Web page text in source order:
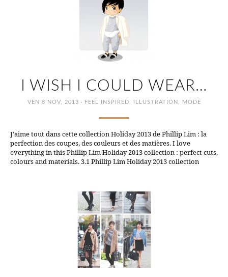
I WISH I COULD WEAR…
VEN 8 NOV, 2013 · FEEL INSPIRED, ILLUSTRATION , MODE
J’aime tout dans cette collection Holiday 2013 de Phillip Lim : la
perfection des coupes, des couleurs et des matières. I love
everything in this Phillip Lim Holiday 2013 collection : perfect cuts,
colours and materials. 3.1 Phillip Lim Holiday 2013 collection